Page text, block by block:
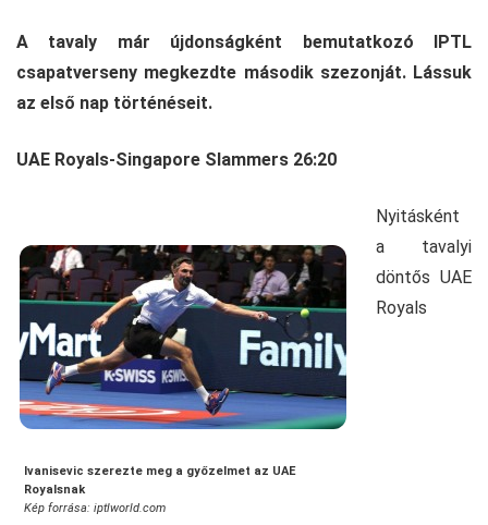
A tavaly már újdonságként bemutatkozó IPTL
csapatverseny megkezdte második szezonját. Lássuk
az első nap történéseit.
UAE Royals-Singapore Slammers 26:20
Ivanisevic szerezte meg a győzelmet az UAE
Royalsnak
Kép forrása: iptlworld.com
Nyitásként
a tavalyi
döntős UAE
Royals